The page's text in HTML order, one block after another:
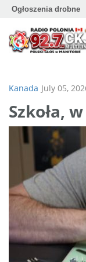
Ogłoszenia drobne
Kanada July 05,
Szkoła,